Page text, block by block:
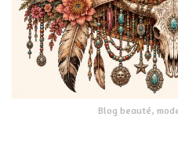
Blog beauté,